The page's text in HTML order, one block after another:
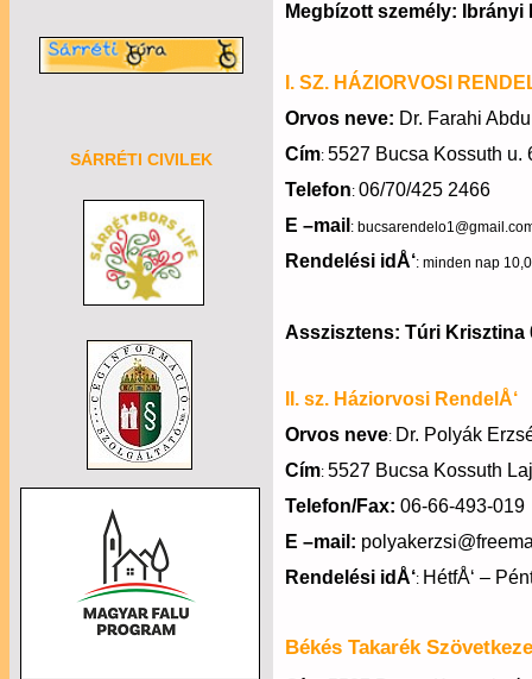
SÁRRÉTI CIVILEK
Megbízott személy: Ibrányi
I. SZ. HÁZIORVOSI
Orvos neve: Dr. Farahi
Cím: 5527 Bucsa Kossuth u.
Telefon: 06/70/425 2466
E –mail :
Rendelési idÅ‘: minden nap
Asszisztens: Túri Krisztina
II. sz. Háziorvosi RendelÅ‘
Orvos neve: Dr. Polyák
Cím: 5527 Bucsa Kossuth
Telefon/Fax: 06-66-493-019
E –mail:
Rendelési idÅ‘: HétfÅ‘ –
Békés Takarék